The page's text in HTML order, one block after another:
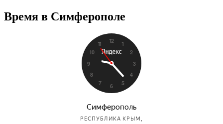
Время в Симферополе